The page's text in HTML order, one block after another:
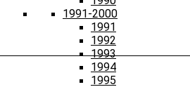
1991-2000
1991
1992
1993
1994
1995